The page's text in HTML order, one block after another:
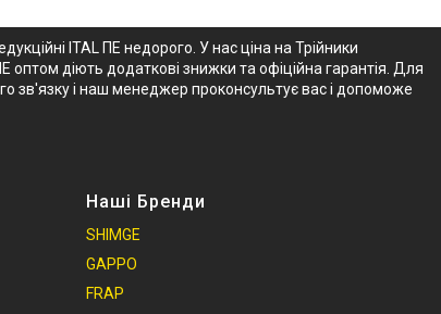
ITAL ПЕ недорого. У нас ціна на Трійники
оптом діють додаткові знижки та офіційна гарантія. Для
зв'язку і наш менеджер проконсультує вас і допоможе
Наші Бренди
SHIMGE
GAPPO
FRAP